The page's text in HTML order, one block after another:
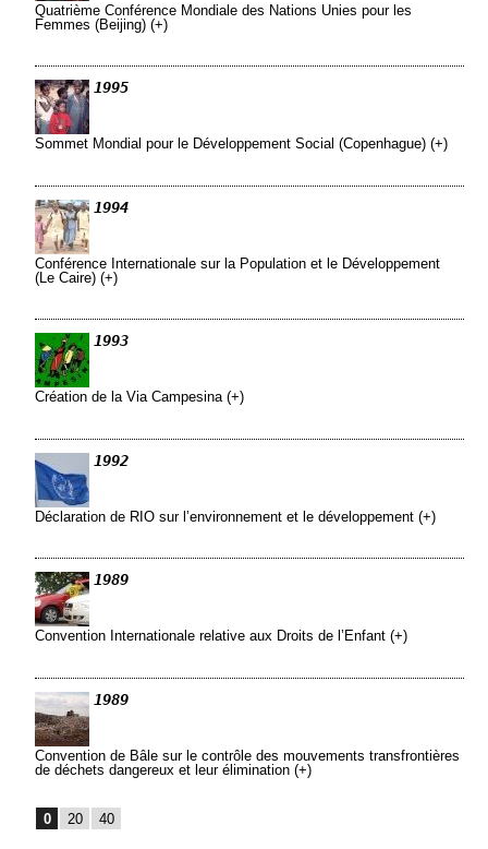
Quatrième Conférence Mondiale des Nations Unies pour les
Femmes (Beijing) (+)
1995
Sommet Mondial pour le Développement Social (Copenhague) (+)
1994
Conférence Internationale sur la Population et le Développement
(Le Caire) (+)
1993
Création de la Via Campesina (+)
1992
Déclaration de RIO sur l’environnement et le développement (+)
1989
Convention Internationale relative aux Droits de l’Enfant (+)
1989
Convention de Bâle sur le contrôle des mouvements transfrontières
de déchets dangereux et leur élimination (+)
0 20 40